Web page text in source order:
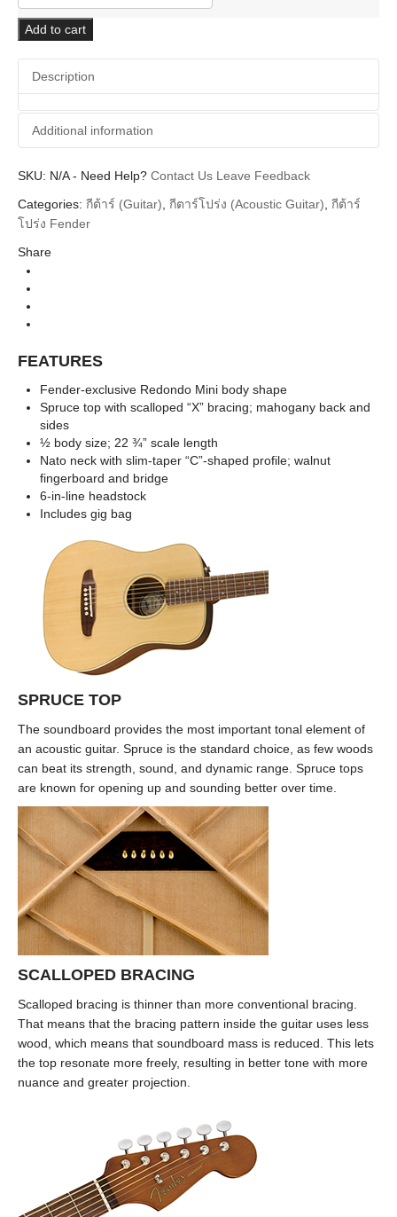
Redondo
Mini
with
Bag
quantity
Add to cart
Description
Additional information
Additional information
Brands Fender
SKU: N/A- Need Help? Contact Us Leave Feedback
Categories: กีต้าร์ (Guitar) กีตาร์โปร่ง (Acoustic Guitar) กีต้าร์
โปร่ง Fender
Share
FEATURES
Fender-exclusive Redondo Mini body shape
Spruce top with scalloped “X” bracing; mahogany back and
sides
½ body size; 22 ¾” scale length
Nato neck with slim-taper “C”-shaped profile; walnut
fingerboard and bridge
6-in-line headstock
Includes gig bag
SPRUCE TOP
The soundboard provides the most important tonal element of
an acoustic guitar. Spruce is the standard choice, as few woods
can beat its strength, sound, and dynamic range. Spruce tops
are known for opening up and sounding better over time.
SCALLOPED BRACING
Scalloped bracing is thinner than more conventional bracing.
That means that the bracing pattern inside the guitar uses less
wood, which means that soundboard mass is reduced. This lets
the top resonate more freely, resulting in better tone with more
nuance and greater projection.